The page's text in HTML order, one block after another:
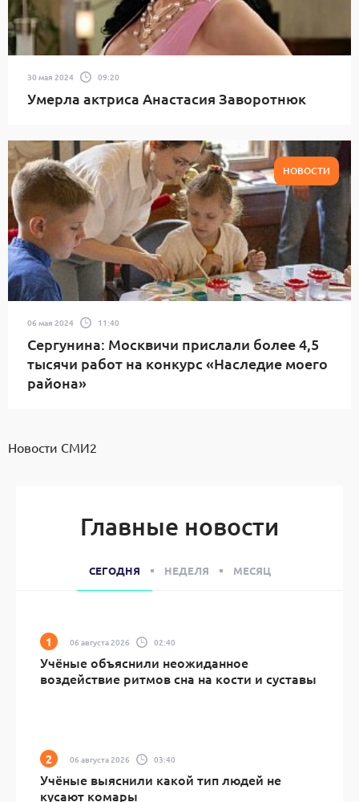
30 мая 2024 09:20
Умерла актриса Анастасия Заворотнюк
НОВОСТИ
06 мая 2024 11:40
Сергунина: Москвичи прислали более 4,5
тысячи работ на конкурс «Наследие моего
района»
Новости СМИ2
Главные новости
СЕГОДНЯ НЕДЕЛЯ МЕСЯЦ
06 августа 2026 02:40
Учёные объяснили неожиданное
воздействие ритмов сна на кости и суставы
06 августа 2026 03:40
Учёные выяснили какой тип людей не
кусают комары